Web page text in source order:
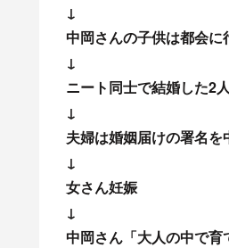
↓
中岡さんの子供は都会に
↓
ニート同士で結婚した2
↓
夫婦は婚姻届けの署名
↓
女さん妊娠
↓
中岡さん「大人の中で育